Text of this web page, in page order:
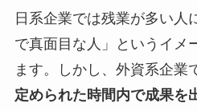
日系企業では残業が多い人
で真面目な人」というイメ
ます。しかし、外資系企業
定められた時間内で成果を